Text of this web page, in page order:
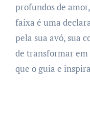
profundos de
faixa é uma
pela sua avó, sua
de transformar
que o guia e